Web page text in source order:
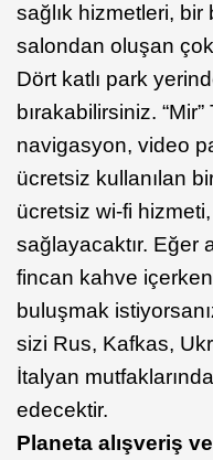
sağlık hizmetleri,
salondan oluşan
Dört katlı park
bırakabilirsiniz.
navigasyon, video
ücretsiz kullanılan
ücretsiz wi-fi
sağlayacaktır. Eğer
fincan kahve
buluşmak
sizi Rus, Kafkas,
İtalyan
edecektir.
Planeta alışveriş